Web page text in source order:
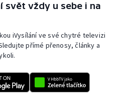
svět vždy u sebe i na
iVysílání ve své chytré televizi
přímé přenosy, články a